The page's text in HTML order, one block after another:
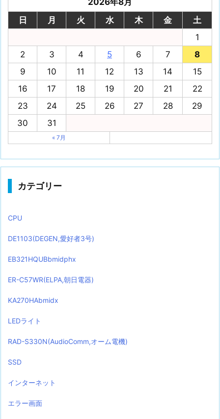
2026年8月
日
月 火 水 木 金
土
1
2
3 4 5 6 7
8
9
10 11 12 13 14
15
16
17 18 19 20 21
22
23
24 25 26 27 28
29
30
31
« 7月
カテゴリー
CPU
DE1103(DEGEN,愛好者3号)
EB321HQUBbmidphx
ER-C57WR(ELPA,朝日電器)
KA270HAbmidx
LEDライト
RAD-S330N(AudioComm,オーム電機)
SSD
インターネット
エラー画面